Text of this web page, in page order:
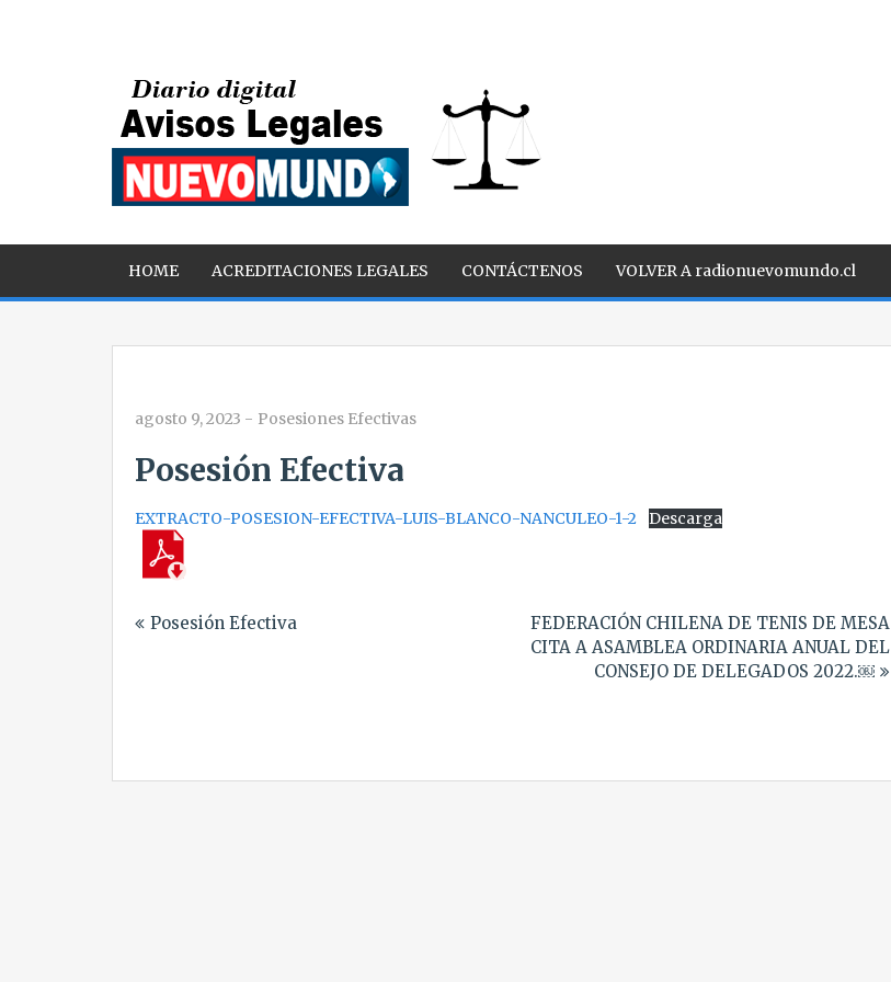
HOME ACREDITACIONES LEGALES CONTÁCTENOS VOLVER A radionuevomundo.cl
agosto 9, 2023 - Posesiones Efectivas
Posesión Efectiva
EXTRACTO-POSESION-EFECTIVA-LUIS-BLANCO-NANCULEO-1-2 Descarga
dePosesión Efectiva
FEDERACIÓN CHILENA DE TENIS DE MESA
CITA A ASAMBLEA ORDINARIA ANUAL DEL
CONSEJO DE DELEGADOS 2022.￼